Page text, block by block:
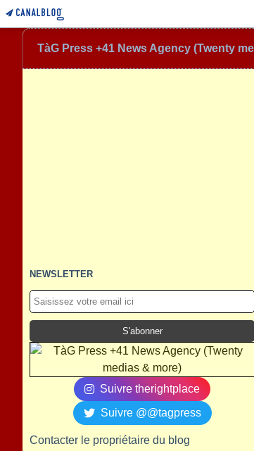
TàG Press +41 News Agency (Twenty
NEWSLETTER
Suivre therightplace
Suivre @@tagpress
Contacter le propriétaire du blog